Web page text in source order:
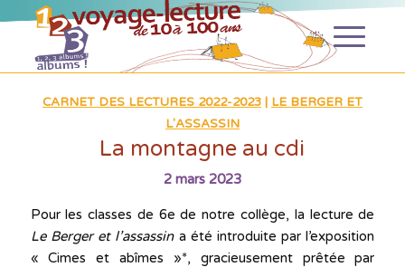
CARNET DES LECTURES 2022-2023| LE BERGER ET
L'ASSASSIN
La montagne au cdi
2 mars 2023
Pour les classes de 6e de notre collège, la lecture de
Le Berger et l’assassina été introduite par l’exposition
« Cimes et abîmes »*, gracieusement prêtée par